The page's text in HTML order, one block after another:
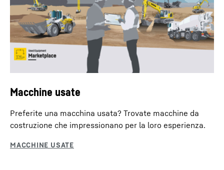
Macchine usate
Preferite una macchina usata? Trovate macchine da
costruzione che impressionano per la loro esperienza.